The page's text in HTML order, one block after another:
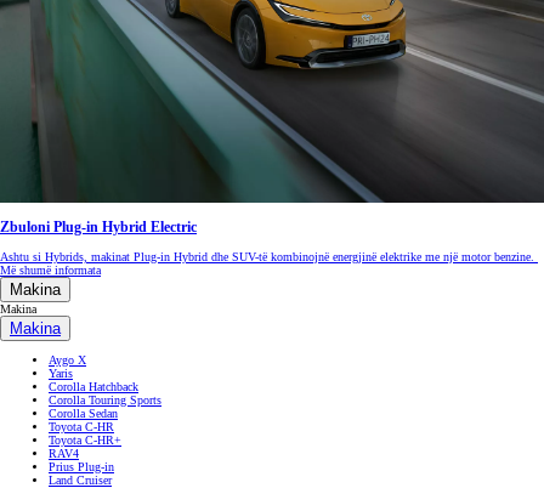
Zbuloni Plug-in Hybrid Electric
Ashtu si Hybrids, makinat Plug-in Hybrid dhe SUV-të kombinojnë energjinë elektrike me një motor benzine.
Më shumë informata
Makina
Makina
Makina
Aygo X
Yaris
Corolla Hatchback
Corolla Touring Sports
Corolla Sedan
Toyota C-HR
Toyota C-HR+
RAV4
Prius Plug-in
Land Cruiser